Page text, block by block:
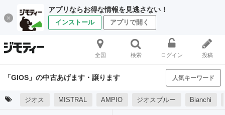
アプリならお得な情報を見逃さない！
インストール アプリで開く
全国 検索 ログイン 投稿
「GIOS」の中古あげます・譲ります 人気キーワード
ジオス MISTRAL AMPIO ジオスブルー Bianchi